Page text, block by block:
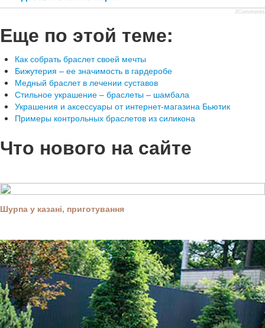
JComments
Еще по этой теме:
Как собрать браслет своей мечты
Бижутерия – ее значимость в гардеробе
Медный браслет в лечении суставов
Стильное украшение – браслеты – шамбала
Украшения и аксессуары от интернет-магазина Бьютик
Примеры контрольных браслетов из силикона
Что нового на сайте
Шурпа у казані, приготування